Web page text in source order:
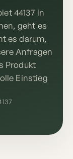
44137 in
geht es
es darum,
Anfragen
Produkt
Einstieg